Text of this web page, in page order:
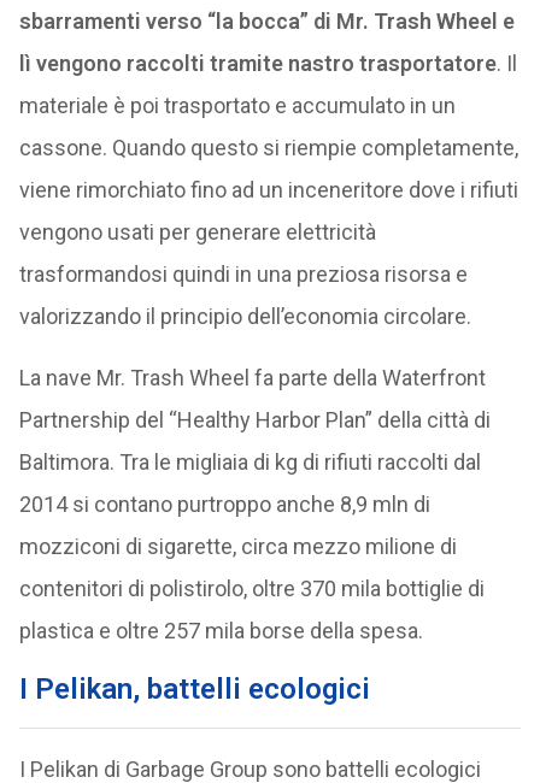
sbarramenti verso “la bocca” di Mr. Trash Wheel e
lì vengono raccolti tramite nastro trasportatore. Il
materiale è poi trasportato e accumulato in un
cassone. Quando questo si riempie completamente,
viene rimorchiato fino ad un inceneritore dove i rifiuti
vengono usati per generare elettricità
trasformandosi quindi in una preziosa risorsa e
valorizzando il principio dell’economia circolare.
La nave Mr. Trash Wheel fa parte della Waterfront
Partnership del “Healthy Harbor Plan” della città di
Baltimora. Tra le migliaia di kg di rifiuti raccolti dal
2014 si contano purtroppo anche 8,9 mln di
mozziconi di sigarette, circa mezzo milione di
contenitori di polistirolo, oltre 370 mila bottiglie di
plastica e oltre 257 mila borse della spesa.
I Pelikan, battelli ecologici
I Pelikan di Garbage Group sono battelli ecologici